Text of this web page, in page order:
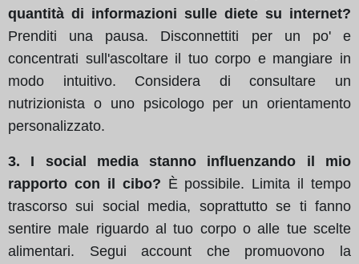
quantità di informazioni sulle diete su internet?
Prenditi una pausa. Disconnettiti per un po' e
concentrati sull'ascoltare il tuo corpo e mangiare in
modo intuitivo. Considera di consultare un
nutrizionista o uno psicologo per un orientamento
personalizzato.
3. I social media stanno influenzando il mio
rapporto con il cibo? È possibile. Limita il tempo
trascorso sui social media, soprattutto se ti fanno
sentire male riguardo al tuo corpo o alle tue scelte
alimentari. Segui account che promuovono la